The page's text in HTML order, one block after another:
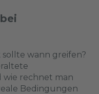
wann greifen?
wie rechnet man
Bedingungen